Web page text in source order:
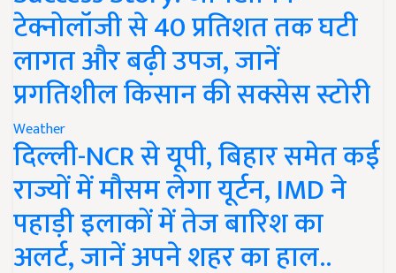
टेक्नोलॉजी से 40 प्रतिशत तक घटी
लागत और बढ़ी उपज, जानें
प्रगतिशील किसान की सक्सेस स्टोरी
Weather
दिल्ली-NCR से यूपी, बिहार समेत कई
राज्यों में मौसम लेगा यूर्टन, IMD ने
पहाड़ी इलाकों में तेज बारिश का
अलर्ट, जानें अपने शहर का हाल..